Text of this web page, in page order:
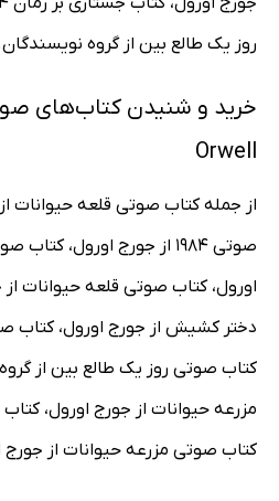
روز یک طالع بین از گروه
Orwell
از جمله کتاب صوتی قلعه حیوانات
صوتی 1984 از جورج اورول،
اورول، کتاب صوتی قلعه حیوانات
کتاب صوتی روز یک طالع بین از
کتاب صوتی مزرعه حیوانات از جورج